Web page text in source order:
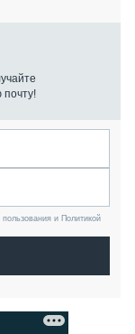
почту!
и Политикой